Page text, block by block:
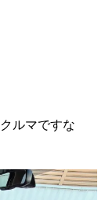
ルマですな